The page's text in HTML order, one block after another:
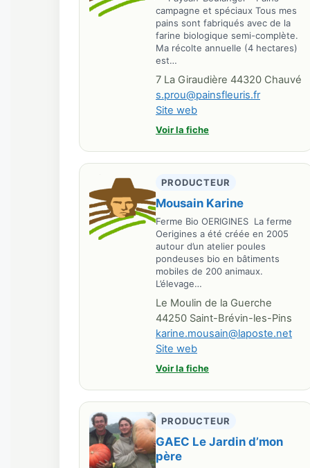
campagne et spéciaux Tous mes
pains sont fabriqués avec de la
farine biologique semi-complète.
Ma récolte annuelle (4 hectares)
est…
7 La Giraudière 44320 Chauvé
s.prou@painsfleuris.fr
Site web
Voir la fiche
PRODUCTEUR
Mousain Karine
Ferme Bio OERIGINES La ferme
Oerigines a été créée en 2005
autour d’un atelier poules
pondeuses bio en bâtiments
mobiles de 200 animaux.
L’élevage…
Le Moulin de la Guerche
44250 Saint-Brévin-les-Pins
karine.mousain@laposte.net
Site web
Voir la fiche
PRODUCTEUR
GAEC Le Jardin d’mon
père